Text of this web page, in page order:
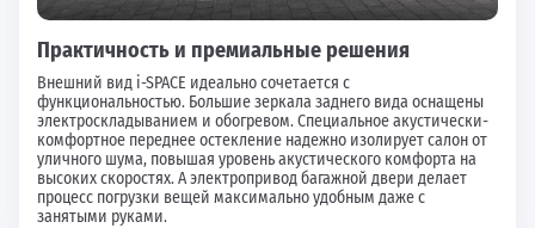
Практичность и премиальные решения
Внешний вид i-SPACE идеально сочетается с
функциональностью. Большие зеркала заднего вида оснащены
электроскладыванием и обогревом. Специальное акустически-
комфортное переднее остекление надежно изолирует салон от
уличного шума, повышая уровень акустического комфорта на
высоких скоростях. А электропривод багажной двери делает
процесс погрузки вещей максимально удобным даже с
занятыми руками.